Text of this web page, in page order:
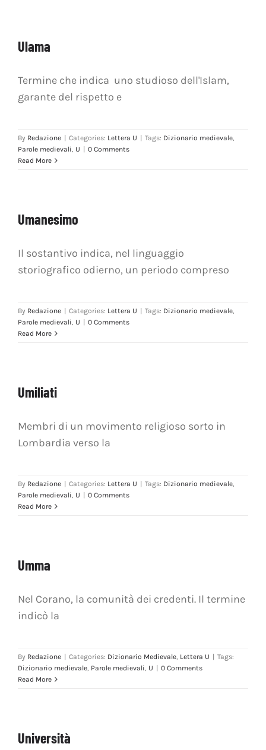
Ulama
Termine che indica uno studioso dell'Islam,
garante del rispetto e
By Redazione | Categories: Lettera U | Tags: Dizionario medievale,
Parole medievali U | 0 Comments
Read More
Umanesimo
Il sostantivo indica, nel linguaggio
storiografico odierno, un periodo compreso
By Redazione | Categories: Lettera U | Tags: Dizionario medievale,
Parole medievali U | 0 Comments
Read More
Umiliati
Membri di un movimento religioso sorto in
Lombardia verso la
By Redazione | Categories: Lettera U | Tags: Dizionario medievale,
Parole medievali U | 0 Comments
Read More
Umma
Nel Corano, la comunità dei credenti. Il termine
indicò la
By Redazione | Categories: Dizionario Medievale, Lettera U | Tags:
Dizionario medievale, Parole medievali U | 0 Comments
Read More
Università